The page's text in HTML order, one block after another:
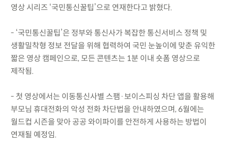
영상 시리즈 ‘국민통신꿀팁’으로 연재한다고 밝혔다.
- ‘국민통신꿀팁’은 정부와 통신사가 복잡한 통신서비스 정책 및
생활밀착형 정보 전달을 위해 협력하여 국민 눈높이에 맞춘 유익한
짧은 영상 캠페인으로, 모든 콘텐츠는 1분 이내 숏폼 영상으로
제작됨.
- 첫 영상에서는 이동통신사별 스팸·보이스피싱 차단 앱을 활용해
부모님 휴대전화의 악성 전화 차단법을 안내하였으며, 6월에는
월드컵 시즌을 맞아 공공 와이파이를 안전하게 사용하는 방법이
연재될 예정임.